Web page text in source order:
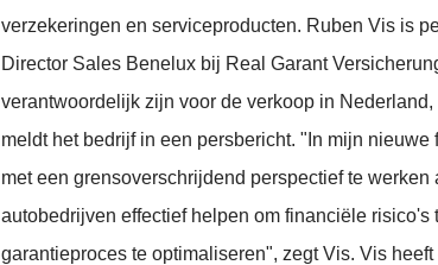
verzekeringen en serviceproducten. Ruben Vis is
Director Sales Benelux bij Real Garant
verantwoordelijk zijn voor de verkoop in
meldt het bedrijf in een persbericht. "In mijn nieuwe
met een grensoverschrijdend perspectief te
autobedrijven effectief helpen om financiële risico's
garantieproces te optimaliseren", zegt Vis.​ Vis